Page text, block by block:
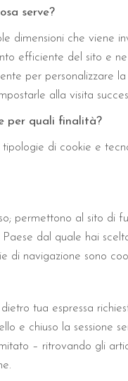
serve?
dimensioni che viene
efficiente del sito e
per personalizzare
alla visita
per quali finalità?
tipologie di cookie e
permettono al sito di
dal quale hai
di navigazione sono
tua espressa
e chiuso la sessione
– ritrovando gli